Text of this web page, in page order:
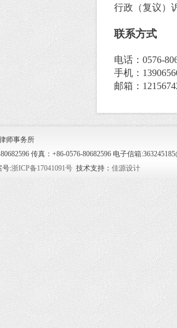
行政（复议）
联系方式
电话：0576-
手机：
邮箱：
师事务所
传真：+86-0576-80682596 电子信箱
号:浙ICP备17041091号技术支持： 佳源设计